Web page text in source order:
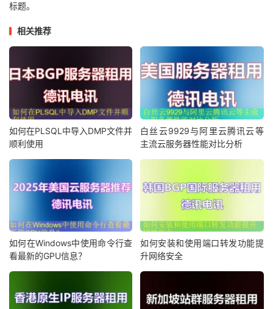
标题。
相关推荐
如何在PLSQL中导入DMP文件并
顺利使用
白丝云9929与阿里云腾讯云等
主流云服务器性能对比分析
如何在Windows中使用命令行查
看最新的GPU信息？
如何安装和使用端口转发功能提
升网络安全